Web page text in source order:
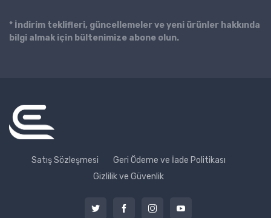
* İndirim teklifleri, güncellemeler ve yeni ürünler hakkında
bilgi almak için bültenimize abone olun.
Satış Sözleşmesi
Geri Ödeme ve İade Politikası
Gizlilik ve Güvenlik